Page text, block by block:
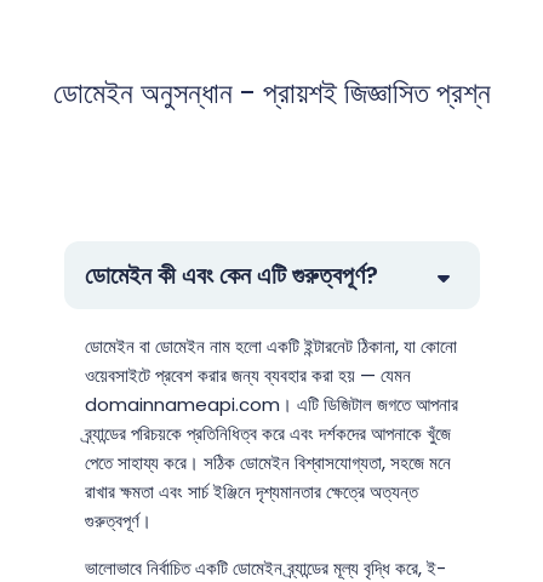
ডোমেইন অনুসন্ধান - প্রায়শই জিজ্ঞাসিত প্রশ্ন
ডোমেইন কী এবং কেন এটি গুরুত্বপূর্ণ?
ডোমেইন বা ডোমেইন নাম হলো একটি ইন্টারনেট ঠিকানা, যা কোনো
ওয়েবসাইটে প্রবেশ করার জন্য ব্যবহার করা হয় — যেমন
domainnameapi.com। এটি ডিজিটাল জগতে আপনার
ব্র্যান্ডের পরিচয়কে প্রতিনিধিত্ব করে এবং দর্শকদের আপনাকে খুঁজে
পেতে সাহায্য করে। সঠিক ডোমেইন বিশ্বাসযোগ্যতা, সহজে মনে
রাখার ক্ষমতা এবং সার্চ ইঞ্জিনে দৃশ্যমানতার ক্ষেত্রে অত্যন্ত
গুরুত্বপূর্ণ।
ভালোভাবে নির্বাচিত একটি ডোমেইন ব্র্যান্ডের মূল্য বৃদ্ধি করে, ই-